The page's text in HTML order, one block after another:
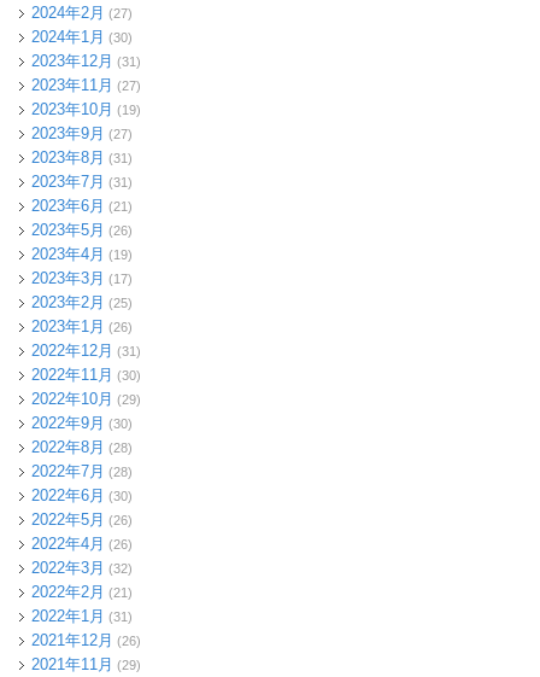
2024年2月 (27)
2024年1月 (30)
2023年12月 (31)
2023年11月 (27)
2023年10月 (19)
2023年9月 (27)
2023年8月 (31)
2023年7月 (31)
2023年6月 (21)
2023年5月 (26)
2023年4月 (19)
2023年3月 (17)
2023年2月 (25)
2023年1月 (26)
2022年12月 (31)
2022年11月 (30)
2022年10月 (29)
2022年9月 (30)
2022年8月 (28)
2022年7月 (28)
2022年6月 (30)
2022年5月 (26)
2022年4月 (26)
2022年3月 (32)
2022年2月 (21)
2022年1月 (31)
2021年12月 (26)
2021年11月 (29)